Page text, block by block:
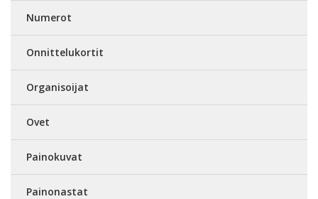
Numerot
Onnittelukortit
Organisoijat
Ovet
Painokuvat
Painonastat